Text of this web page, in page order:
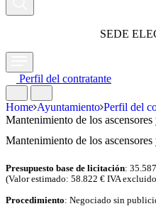
SEDE
Perfil del contratante
Home Ayuntamiento Perfil del
Mantenimiento de los
Mantenimiento de los
Presupuesto base de licitación:
(Valor estimado: 58.822 € IVA
Procedimiento: Negociado sin